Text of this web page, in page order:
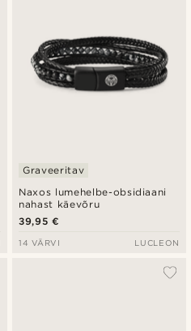
Naxos lumehelbe-obsidiaani
nahast käevõru
Graveeritav
39,95 €
14 VÄRVI LUCLEON